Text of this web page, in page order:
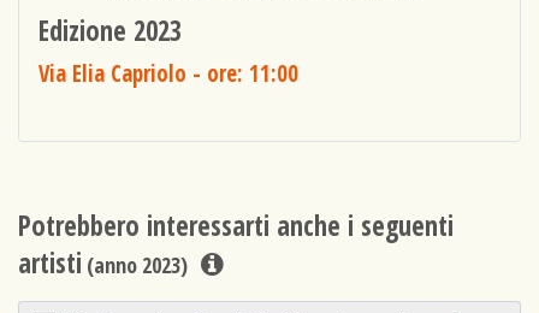
Edizione 2023
Via Elia Capriolo - ore: 11:00
Potrebbero interessarti anche i seguenti
artisti (anno 2023)